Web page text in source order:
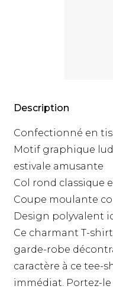
Description
Confectionné en
Motif graphique
estivale amusante
Col rond classique
Coupe moulante
Design polyvalent
Ce charmant T-
garde-robe
caractère à ce tee-
immédiat. Portez-